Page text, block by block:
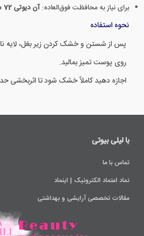
برای نیاز به محافظت فوق‌العاده: آن دیوتی 72 ساعته زنانه و مردانه
نحوه استفاده
پس از شستن و خشک کردن زیر بغل، لایه
روی پوست تمیز بمالید.
اجازه دهید کاملاً خشک شود تا اثربخشی
با لیلی ‌بیوتی
تماس با ما
نماد اعتماد الکترونیک | اینماد
مقالات تخصصی آرایشی و بهداشتی